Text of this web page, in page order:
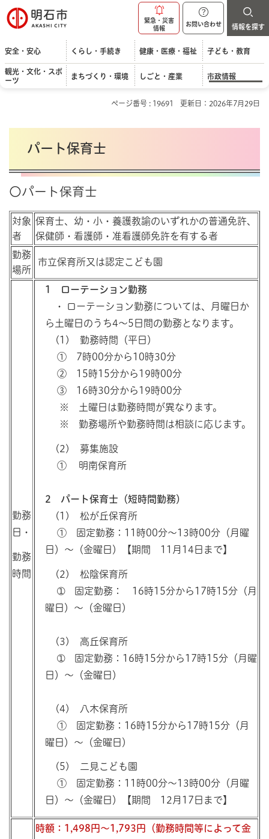
明石市
緊急・災害
情報
お問い合わせ 情報を探す
安全・安心 くらし・手続き 健康・医療・福祉 子ども・教育
観光・文化・スポ
ーツ
まちづくり・環境 しごと・産業 市政情報
ページ番号 : 19691 更新日：2026年7月29日
パート保育士
〇パート保育士
対象
者
保育士、幼・小・養護教諭のいずれかの普通免許、
保健師・看護師・准看護師免許を有する者
勤務
場所
市立保育所又は認定こども園
勤務
日・
勤務
時間
1 ローテーション勤務
・ ローテーション勤務については、月曜日か
ら土曜日のうち4～5日間の勤務となります。
(1) 勤務時間（平日）
① 7時00分から10時30分
② 15時15分から19時00分
③ 16時30分から19時00分
※ 土曜日は勤務時間が異なります。
※ 勤務場所や勤務時間は相談に応じます。
(2) 募集施設
① 明南保育所
2 パート保育士（短時間勤務）
(1) 松が丘保育所
① 固定勤務：11時00分～13時00分（月曜
日）～（金曜日）【期間 11月14日まで】
(2) 松陰保育所
➀ 固定勤務： 16時15分から17時15分（月
曜日）～（金曜日）
(3) 高丘保育所
➀ 固定勤務：16時15分から17時15分（月曜
日）～（金曜日）
(4) 八木保育所
① 固定勤務：16時15分から17時15分（月
曜日）～（金曜日）
(5) 二見こども園
① 固定勤務：11時00分～13時00分（月曜
日）～（金曜日）【期間 12月17日まで】
時額：1,498円～1,793円（勤務時間等によって金